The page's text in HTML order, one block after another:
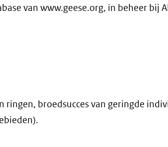
van www.geese.org, in beheer bij
broedsucces van geringde